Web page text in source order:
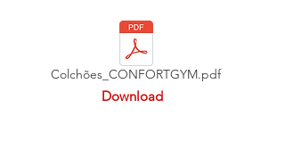
Colchões_CONFORTGYM.pdf
Download